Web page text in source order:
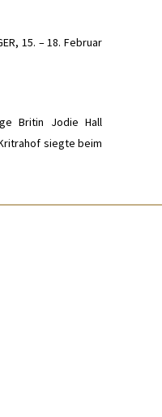
15. – 18. Februar
Britin Jodie Hall
siegte beim